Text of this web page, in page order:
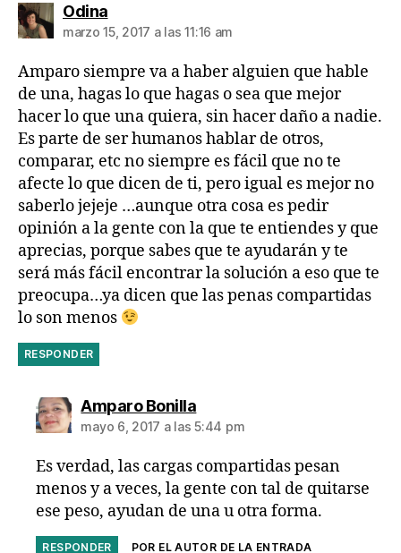
Odinadice:
marzo 15, 2017 a las 11:16 am
Amparo siempre va a haber alguien que hable
de una, hagas lo que hagas o sea que mejor
hacer lo que una quiera, sin hacer daño a nadie.
Es parte de ser humanos hablar de otros,
comparar, etc no siempre es fácil que no te
afecte lo que dicen de ti, pero igual es mejor no
saberlo jejeje …aunque otra cosa es pedir
opinión a la gente con la que te entiendes y que
aprecias, porque sabes que te ayudarán y te
será más fácil encontrar la solución a eso que te
preocupa…ya dicen que las penas compartidas
lo son menos
RESPONDER
Amparo Bonilladice:
mayo 6, 2017 a las 5:44 pm
Es verdad, las cargas compartidas pesan
menos y a veces, la gente con tal de quitarse
ese peso, ayudan de una u otra forma.
RESPONDER POR EL AUTOR DE LA ENTRADA